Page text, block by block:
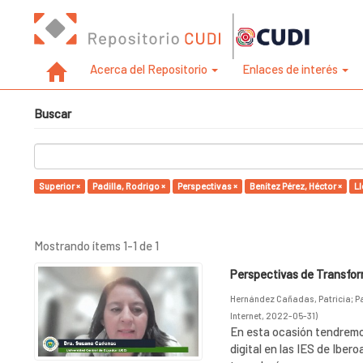
Acerca del Repositorio Enlaces de interés
Buscar
Superior × Padilla, Rodrigo × Perspectivas × Benítez Pérez, Héctor ×
Mostrando ítems 1-1 de 1
Perspectivas de
Hernández Cañadas, Patricia;
Internet, 2022-05-31)
En esta ocasión
digital en las IES de